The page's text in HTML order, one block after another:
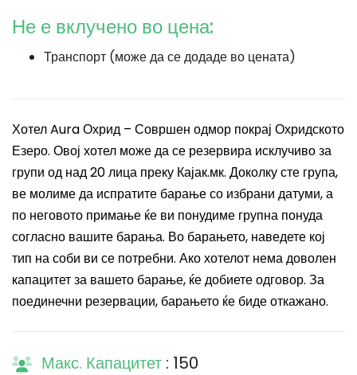
Не е вклучено во цена:
Транспорт (може да се додаде во цената)
Хотел Aura Охрид – Совршен одмор покрај Охридското
Езеро. Овој хотел може да се резервира исклучиво за
групи од над 20 лица преку Кајак.мк. Доколку сте група,
ве молиме да испратите барање со избрани датуми, а
по неговото примање ќе ви понудиме групна понуда
согласно вашите барања. Во барањето, наведете кој
тип на соби ви се потребни. Ако хотелот нема доволен
капацитет за вашето барање, ќе добиете одговор. За
поединечни резервации, барањето ќе биде откажано.
Макс. Капацитет : 150